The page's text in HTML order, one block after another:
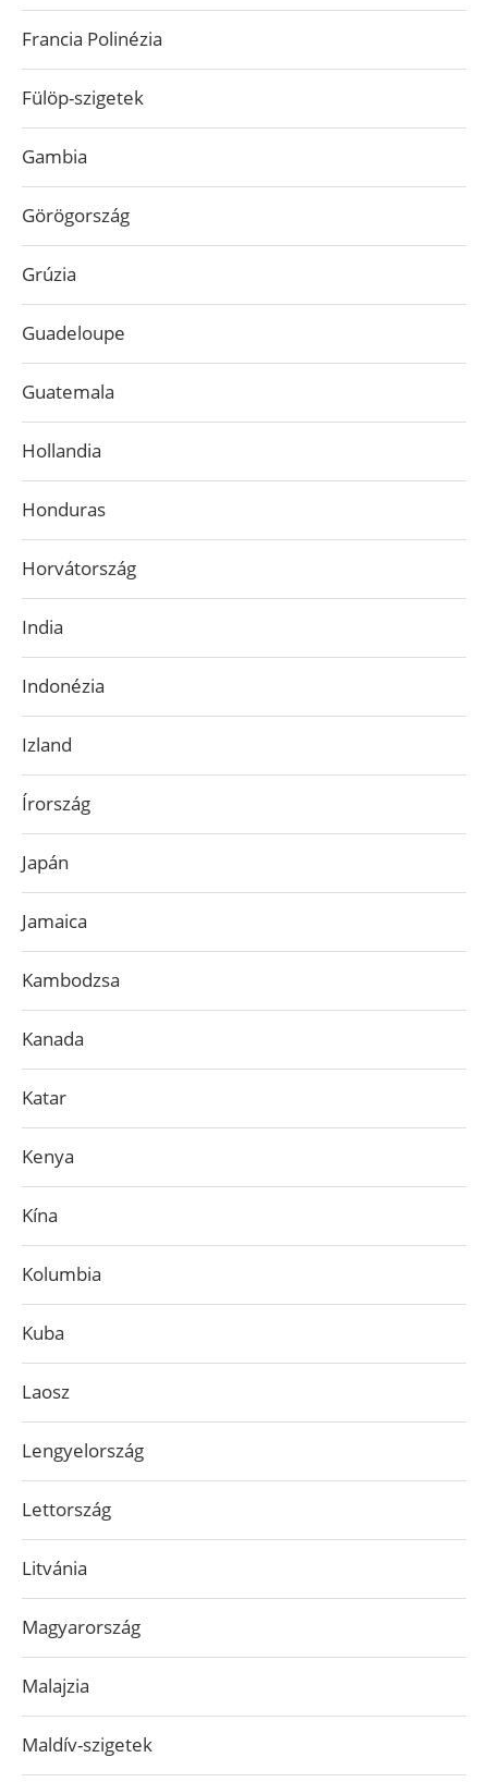
Francia Polinézia
Fülöp-szigetek
Gambia
Görögország
Grúzia
Guadeloupe
Guatemala
Hollandia
Honduras
Horvátország
India
Indonézia
Izland
Írország
Japán
Jamaica
Kambodzsa
Kanada
Katar
Kenya
Kína
Kolumbia
Kuba
Laosz
Lengyelország
Lettország
Litvánia
Magyarország
Malajzia
Maldív-szigetek